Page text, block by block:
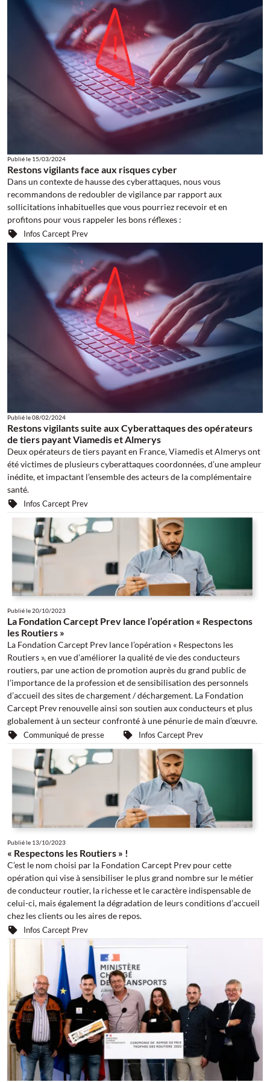
Restons vigilants face aux risques cyber
Publié le 15/03/2024
Dans un contexte de hausse des cyberattaques, nous vous
recommandons de redoubler de vigilance par rapport aux
sollicitations inhabituelles que vous pourriez recevoir et en
profitons pour vous rappeler les bons réflexes :
Infos Carcept Prev
Restons vigilants suite aux Cyberattaques des opérateurs
de tiers payant Viamedis et Almerys
Publié le08/02/2024
Deux opérateurs de tiers payant en France, Viamedis et Almerys ont
été victimes de plusieurs cyberattaques coordonnées, d’une ampleur
inédite, et impactant l’ensemble des acteurs de la complémentaire
santé.
Infos Carcept Prev
La Fondation Carcept Prev lance l’opération « Respectons
les Routiers »
Publié le20/10/2023
La Fondation Carcept Prev lance l’opération « Respectons les
Routiers », en vue d’améliorer la qualité de vie des conducteurs
routiers, par une action de promotion auprès du grand public de
l’importance de la profession et de sensibilisation des personnels
d’accueil des sites de chargement / déchargement. La Fondation
Carcept Prev renouvelle ainsi son soutien aux conducteurs et plus
globalement à un secteur confronté à une pénurie de main d’œuvre.
Communiqué de presse Infos Carcept Prev
« Respectons les Routiers » !
Publié le 13/10/2023
C’est le nom choisi par la Fondation Carcept Prev pour cette
opération qui vise à sensibiliser le plus grand nombre sur le métier
de conducteur routier, la richesse et le caractère indispensable de
celui-ci, mais également la dégradation de leurs conditions d’accueil
chez les clients ou les aires de repos.
Infos Carcept Prev